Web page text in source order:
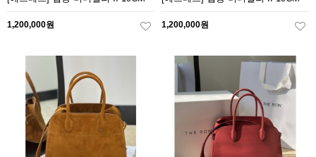
1,200,000원 1,200,000원